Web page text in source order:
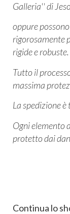
Galleria'' di
oppure
rigorosamente
rigide e robuste.
Tutto il
massima
La spedizione
Ogni elemento
protetto dai
Continua lo